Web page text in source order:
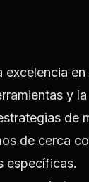
en
y
de
de cerca
específicas.